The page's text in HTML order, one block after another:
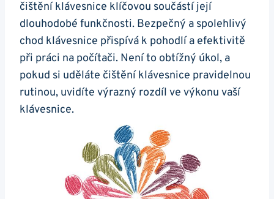
čištění klávesnice klíčovou součástí ⁣její
dlouhodobé funkčnosti. Bezpečný a spolehlivý
chod klávesnice přispívá k pohodlí a efektivitě
při práci na počítači. Není to obtížný úkol, a
pokud si‌ uděláte čištění klávesnice pravidelnou
rutinou, ⁤uvidíte ⁤výrazný rozdíl ve výkonu vaší
‍klávesnice.